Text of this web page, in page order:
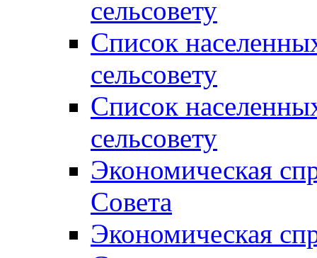
сельсовету
Список
сельсовету
Список
сельсовету
Экономическая
Совета
Экономическая